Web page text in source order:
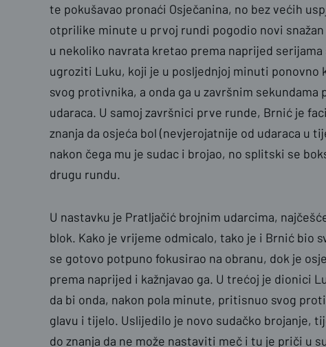
te pokušavao pronaći Osječanina, no bez većih
otprilike minute u prvoj rundi pogodio novi
u nekoliko navrata kretao prema naprijed
ugroziti Luku, koji je u posljednjoj minuti ponovno
svog protivnika, a onda ga u završnim sekundama
udaraca. U samoj završnici prve runde, Brnić je
znanja da osjeća bol (nevjerojatnije od udaraca u
nakon čega mu je sudac i brojao, no splitski se
drugu rundu.
U nastavku je Pratljačić brojnim udarcima,
blok. Kako je vrijeme odmicalo, tako je i Brnić bio
se gotovo potpuno fokusirao na obranu, dok je
prema naprijed i kažnjavao ga. U trećoj je dionici
da bi onda, nakon pola minute, pritisnuo svog
glavu i tijelo. Uslijedilo je novo sudačko brojanje,
do znanja da ne može nastaviti meč i tu je priči u